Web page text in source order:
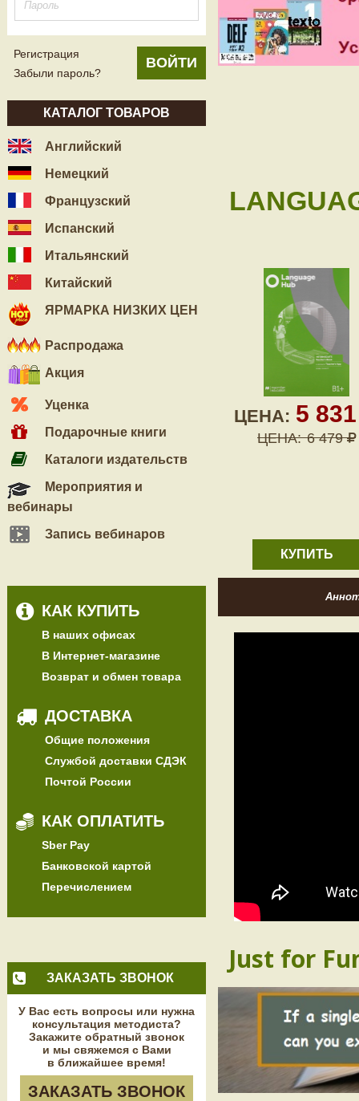
Регистрация
Забыли пароль?
КАТАЛОГ ТОВАРОВ
Английский
Немецкий
Французский
Испанский
Итальянский
Китайский
ЯРМАРКА НИЗКИХ ЦЕН
Распродажа
Акция
Уценка
Подарочные книги
Каталоги издательств
Мероприятия и
вебинары
Запись вебинаров
КАК КУПИТЬ
В наших офисах
В Интернет-магазине
Возврат и обмен товара
ДОСТАВКА
Общие положения
Службой доставки СДЭК
Почтой России
КАК ОПЛАТИТЬ
Sber Pay
Банковской картой
Перечислением
ЗАКАЗАТЬ ЗВОНОК
У Вас есть вопросы или нужна
консультация методиста?
Закажите обратный звонок
и мы свяжемся с Вами
в ближайшее время!
ЗАКАЗАТЬ ЗВОНОК
ЦЕНА: 5
ЦЕНА: 6 479
КУПИТЬ
Just for